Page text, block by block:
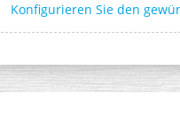
Konfigurieren Sie den